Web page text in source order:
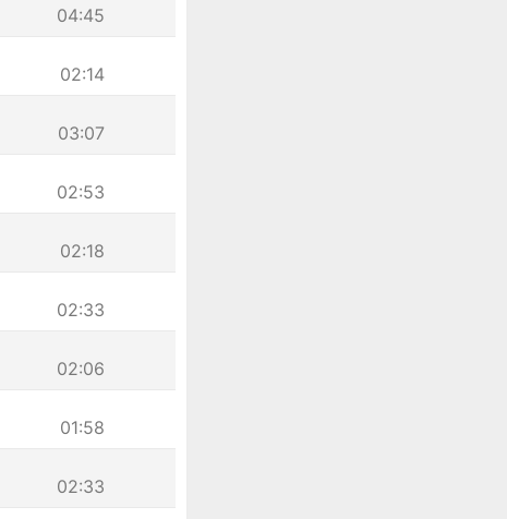
04:45
02:14
03:07
02:53
02:18
02:33
02:06
01:58
02:33